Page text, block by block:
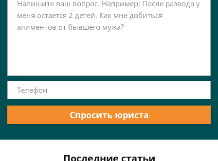
Спросить юриста
Последние статьи